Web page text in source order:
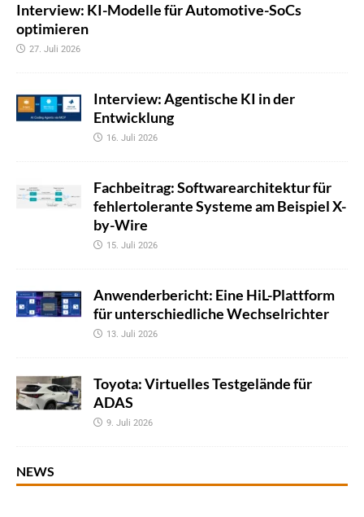
Interview: KI-Modelle für Automotive-SoCs
optimieren
27. Juli 2026
Interview: Agentische KI in der
Entwicklung
16. Juli 2026
Fachbeitrag: Softwarearchitektur für
fehlertolerante Systeme am Beispiel X-
by-Wire
15. Juli 2026
Anwenderbericht: Eine HiL-Plattform
für unterschiedliche Wechselrichter
13. Juli 2026
Toyota: Virtuelles Testgelände für
ADAS
9. Juli 2026
NEWS